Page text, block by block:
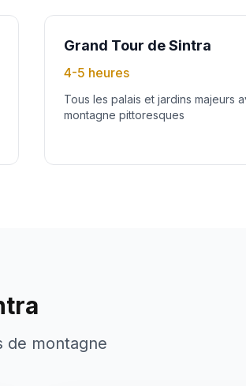
Grand Tour de Sintra
4-5 heures
Tous les palais et jardins majeurs
montagne pittoresques
de montagne